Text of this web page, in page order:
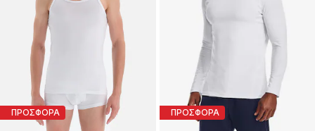
ΠΡΟΣΦΟΡΑ ΠΡΟΣΦΟΡΑ